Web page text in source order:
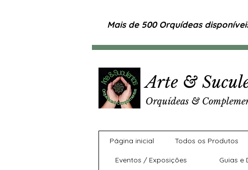
Mais de 500 Orquídeas
Arte &
Orquídeas &
Página inicial Todos os Produtos
Eventos / Exposições Guias e